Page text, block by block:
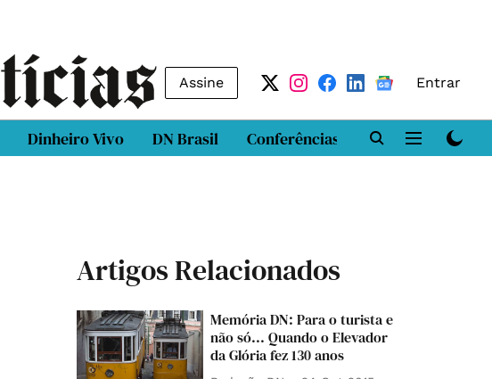
Assine Entrar
Dinheiro Vivo DN Brasil Conferências DN LAB
Artigos Relacionados
Memória DN: Para o turista e
não só... Quando o Elevador
da Glória fez 130 anos